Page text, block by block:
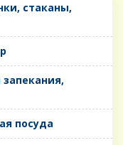
стаканы,
посуда